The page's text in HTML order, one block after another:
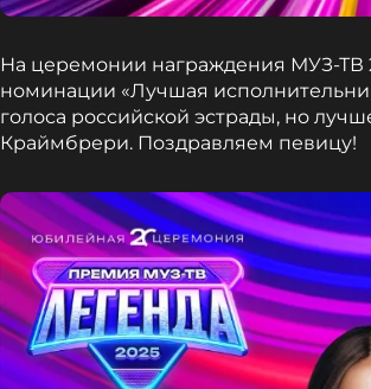
На церемонии награждения МУЗ-ТВ
номинации «Лучшая
голоса российской эстрады, но
Краймбрери. Поздравляем певицу!